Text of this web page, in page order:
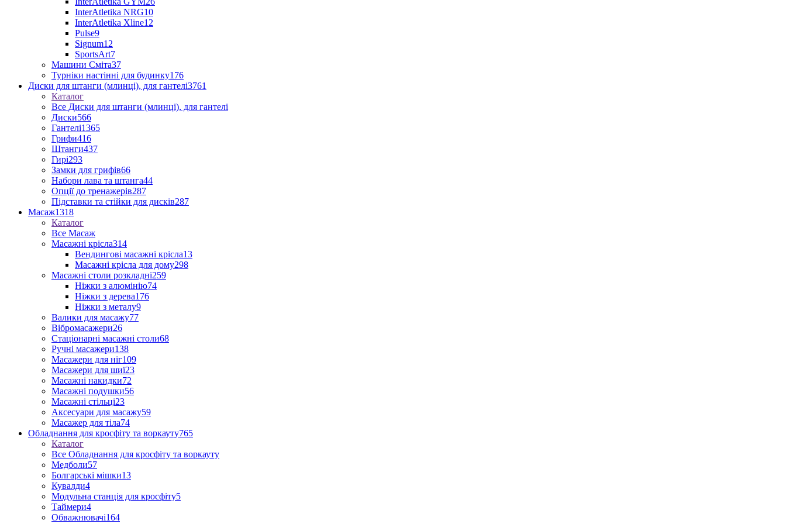
InterAtletika NRG10
InterAtletika Xline12
Pulse9
Signum12
SportsArt7
Машини Сміта37
Турніки настінні для будинку176
Диски для штанги (млинці), для гантелі3761
Каталог
Все Диски для штанги (млинці), для гантелі
Диски566
Гантелі1365
Грифи416
Штанги437
Гирі293
Замки для грифів66
Набори лава та штанга44
Опції до тренажерів287
Підставки та стійки для дисків287
Масаж1318
Каталог
Все Масаж
Масажні крісла314
Вендингові масажні крісла13
Масажні крісла для дому298
Масажні столи розкладні259
Ніжки з алюмінію74
Ніжки з дерева176
Ніжки з металу9
Валики для масажу77
Вібромасажери26
Стаціонарні масажні столи68
Ручні масажери138
Масажери для ніг109
Масажери для шиї23
Масажні накидки72
Масажні подушки56
Масажні стільці23
Аксесуари для масажу59
Масажер для тіла74
Обладнання для кросфіту та воркауту765
Каталог
Все Обладнання для кросфіту та воркауту
Медболи57
Болгарські мішки13
Кувалди4
Модульна станція для кросфіту5
Таймери4
Обважнювачі164